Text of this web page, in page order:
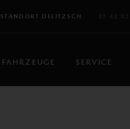
STANDORT DELITZSCH 03 42
FAHRZEUGE SERVICE